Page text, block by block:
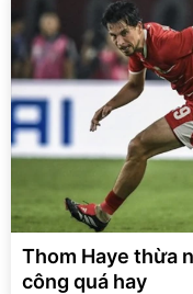
Thom Haye thừa
công quá hay